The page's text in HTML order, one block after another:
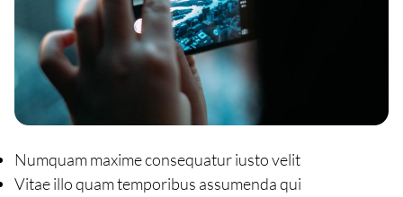
Numquam maxime consequatur iusto velit
Vitae illo quam temporibus assumenda qui